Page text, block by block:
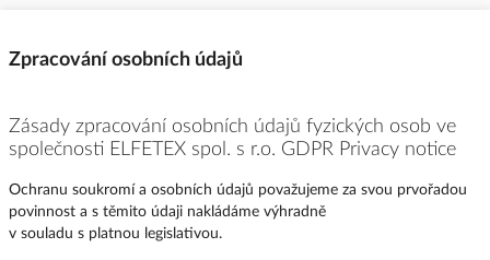
Zpracování osobních údajů
Zásady zpracování osobních údajů fyzických osob ve
společnosti ELFETEX spol. s r.o. GDPR Privacy notice
Ochranu soukromí a osobních údajů považujeme za svou prvořadou
povinnost a s těmito údaji nakládáme výhradně
v souladu s platnou legislativou.